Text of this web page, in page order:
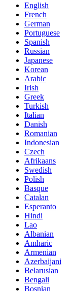
English
French
German
Portuguese
Spanish
Russian
Japanese
Korean
Arabic
Irish
Greek
Turkish
Italian
Danish
Romanian
Indonesian
Czech
Afrikaans
Swedish
Polish
Basque
Catalan
Esperanto
Hindi
Lao
Albanian
Amharic
Armenian
Azerbaijani
Belarusian
Bengali
Bosnian